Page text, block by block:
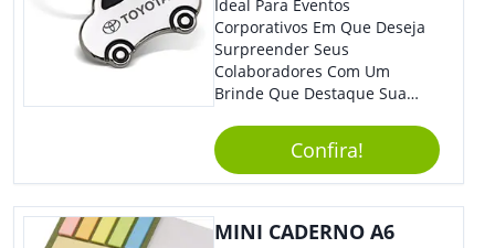
Ideal Para Eventos
Corporativos Em Que Deseja
Surpreender Seus
Colaboradores Com Um
Brinde Que Destaque Sua
Formato De Carro É Ideal!
Elaborado Com Metal,
Material Resistente E Durável,
O Item Conta Também Com
Lindo Design.
Confira!
MINI CADERNO A6